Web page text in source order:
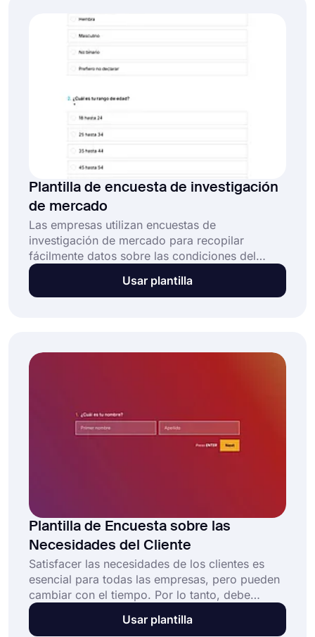
Plantilla de encuesta de investigación
de mercado
Las empresas utilizan encuestas de
investigación de mercado para recopilar
fácilmente datos sobre las condiciones del
mercado, el comportamiento del cliente y otros
competidores. Esta encuesta de investigación
Usar plantilla
Plantilla de Encuesta sobre las
Necesidades del Cliente
Satisfacer las necesidades de los clientes es
esencial para todas las empresas, pero pueden
cambiar con el tiempo. Por lo tanto, debe
verificar las necesidades del cliente con
regularidad para desarrollar una estrategia
Usar plantilla